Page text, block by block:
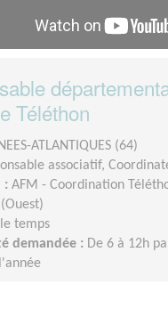
Téléthon
ATLANTIQUES (64)
associatif,
: AFM - Coordination
le temps
demandée : De 6 à 12h